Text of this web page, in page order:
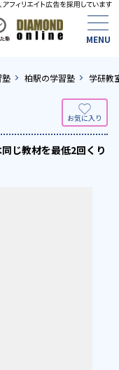
塾 柏駅の学習塾 学研教
じ教材を最低2回くり